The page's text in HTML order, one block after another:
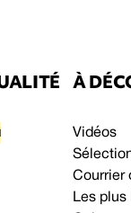
À
Vidéos
Courrier
Les plus